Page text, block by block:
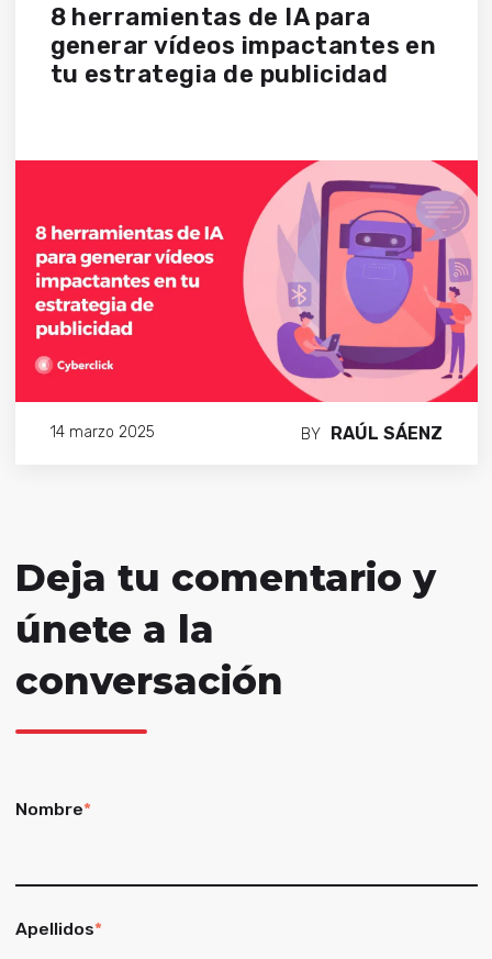
8 herramientas de IA para
generar vídeos impactantes en
tu estrategia de publicidad
14 marzo 2025 BY RAÚL SÁENZ
Deja tu comentario y
únete a la
conversación
Nombre*
Apellidos*